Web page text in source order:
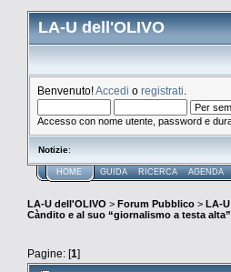
LA-U dell'OLIVO
Benvenuto!Accedi o registrati
Accesso con nome utente, password e
Notizie:
HOME GUIDA RICERCA AGENDA
LA-U dell'OLIVO > Forum Pubblico > LA-
Càndito e al suo “giornalismo a testa alta”
Pagine: [1]